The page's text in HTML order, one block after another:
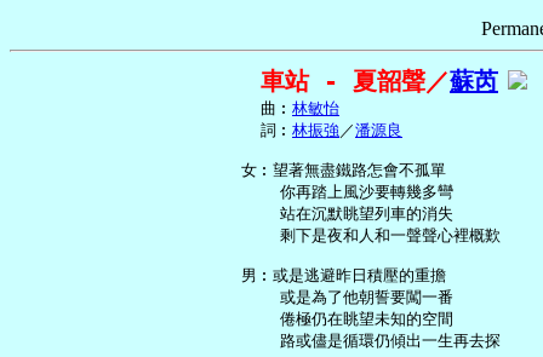
車站 - 夏韶聲／蘇芮
     曲︰
林敏怡
     詞︰
林振強／潘源良
   女︰望著無盡鐵路怎會不孤單
       你再踏上風沙要轉幾多彎
       站在沉默眺望列車的消失
       剩下是夜和人和一聲聲心裡概歎
   男︰或是逃避昨日積壓的重擔
       或是為了他朝誓要闖一番
       倦極仍在眺望未知的空間
       路或儘是循環仍傾出一生再去探